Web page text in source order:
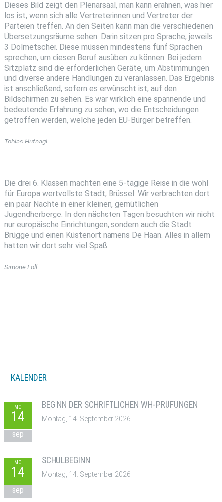
Dieses Bild zeigt den Plenarsaal, man kann erahnen, was hier
los ist, wenn sich alle Vertreterinnen und Vertreter der
Parteien treffen. An den Seiten kann man die verschiedenen
Übersetzungsräume sehen. Darin sitzen pro Sprache, jeweils
3 Dolmetscher. Diese müssen mindestens fünf Sprachen
sprechen, um diesen Beruf ausüben zu können. Bei jedem
Sitzplatz sind die erforderlichen Geräte, um Abstimmungen
und diverse andere Handlungen zu veranlassen. Das Ergebnis
ist anschließend, sofern es erwünscht ist, auf den
Bildschirmen zu sehen. Es war wirklich eine spannende und
bedeutende Erfahrung zu sehen, wo die Entscheidungen
getroffen werden, welche jeden EU-Bürger betreffen.
Tobias Hufnagl
Die drei 6. Klassen machten eine 5-tägige Reise in die wohl
für Europa wertvollste Stadt, Brüssel. Wir verbrachten dort
ein paar Nächte in einer kleinen, gemütlichen
Jugendherberge. In den nächsten Tagen besuchten wir nicht
nur europäische Einrichtungen, sondern auch die Stadt
Brügge und einen Küstenort namens De Haan. Alles in allem
hatten wir dort sehr viel Spaß.
Simone Föll
KALENDER
MO
14
sep
BEGINN DER SCHRIFTLICHEN WH-PRÜFUNGEN
Montag, 14. September 2026
MO
14
sep
SCHULBEGINN
Montag, 14. September 2026